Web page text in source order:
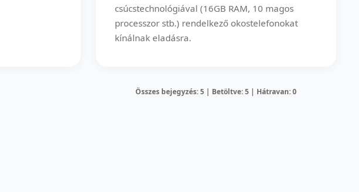
csúcstechnológiával (16GB RAM, 10 magos
processzor stb.) rendelkező okostelefonokat
kínálnak eladásra.
Összes bejegyzés: 5 | Betöltve: 5 | Hátravan: 0